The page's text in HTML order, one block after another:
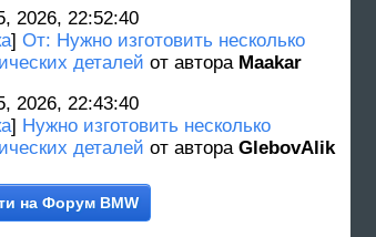
2026, 22:52:40
] От: Нужно изготовить несколько
деталей от автора Maakar
2026, 22:43:40
] Нужно изготовить несколько
деталей от автора GlebovAlik
на Форум BMW